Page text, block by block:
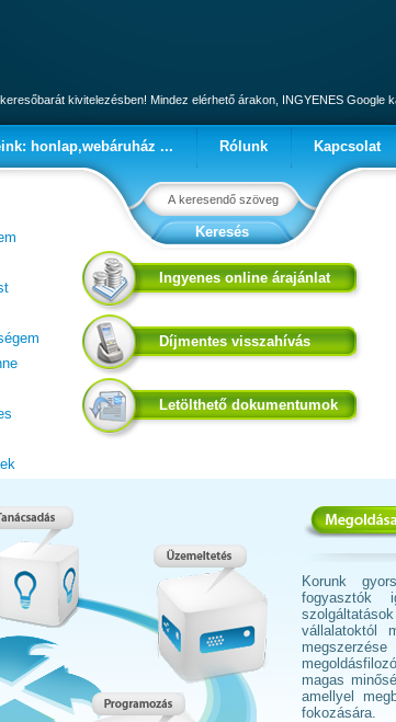
kivitelezésben! Mindez elérhető árakon, INGYENES Google
honlap,webáruház ... Rólunk Kapcsolat
Ingyenes online árajánlat
Díjmentes visszahívás
Letölthető dokumentumok
Korunk
fogyasztók
vállalatoktól
magas
amellyel
fokozására.